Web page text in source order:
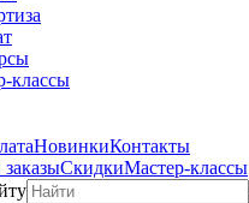
классы
НовинкиКонтакты
СкидкиМастер-классы